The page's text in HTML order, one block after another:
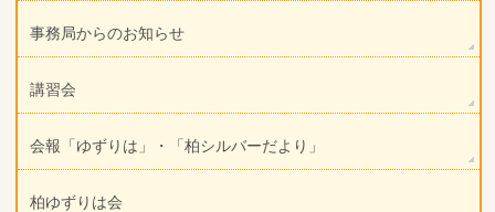
事務局からのお知らせ
講習会
会報「ゆずりは」・「柏シルバーだより」
柏ゆずりは会